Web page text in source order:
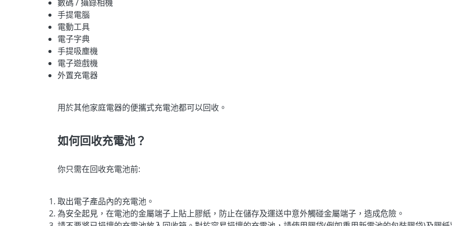
數碼 / 攝錄相機
手提電腦
電動工具
電子字典
手提吸塵機
電子遊戲機
外置充電器
用於其他家庭電器的便攜式充電池都可以回收。
如何回收充電池？
你只需在回收充電池前:
取出電子產品內的充電池。
為安全起見，在電池的金屬端子上貼上膠紙，防止在儲存及運送中意外觸碰金屬端子，造成危險。